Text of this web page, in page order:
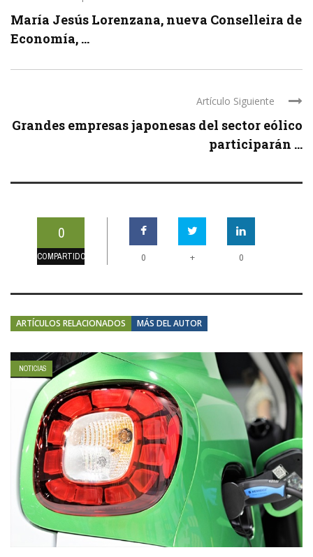
María Jesús Lorenzana, nueva Conselleira de
Economía, ...
Artículo Siguiente
Grandes empresas japonesas del sector eólico
participarán ...
0
COMPARTIDOS 0 + 0
ARTÍCULOS RELACIONADOS MÁS DEL AUTOR
NOTICIAS